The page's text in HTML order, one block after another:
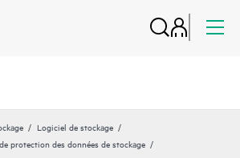
Logiciel de stockage
protection des données de stockage